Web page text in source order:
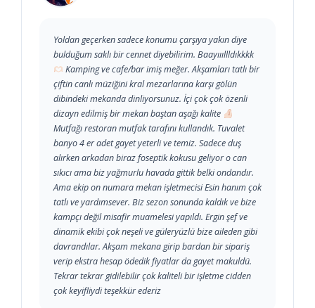
Yoldan geçerken sadece konumu çarşıya yakın diye
bulduğum saklı bir cennet diyebilirim. Baayıııllldıkkkk
Kamping ve cafe/bar imiş meğer. Akşamları tatlı bir
çiftin canlı müziğini kral mezarlarına karşı gölün
dibindeki mekanda dinliyorsunuz. İçi çok çok özenli
dizayn edilmiş bir mekan baştan aşağı kalite
Mutfağı restoran mutfak tarafını kullandık. Tuvalet
banyo 4 er adet gayet yeterli ve temiz. Sadece duş
alırken arkadan biraz foseptik kokusu geliyor o can
sıkıcı ama biz yağmurlu havada gittik belki ondandır.
Ama ekip on numara mekan işletmecisi Esin hanım çok
tatlı ve yardımsever. Biz sezon sonunda kaldık ve bize
kampçı değil misafir muamelesi yapıldı. Ergin şef ve
dinamik ekibi çok neşeli ve güleryüzlü bize aileden gibi
davrandılar. Akşam mekana girip bardan bir sipariş
verip ekstra hesap ödedik fiyatlar da gayet makuldü.
Tekrar tekrar gidilebilir çok kaliteli bir işletme cidden
çok keyifliydi teşekkür ederiz